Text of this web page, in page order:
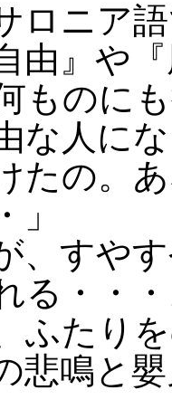
ロニア
由』や
ものに
な人に
たの。
」
、すや
る・・
ふたり
鳴と嬰